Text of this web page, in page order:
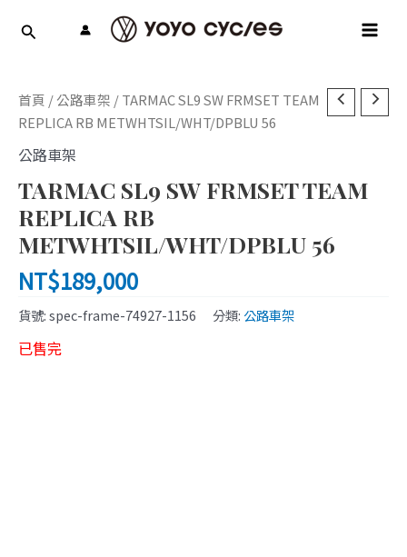
首頁 /公路車架 / TARMAC SL9 SW FRMSET TEAM
REPLICA RB METWHTSIL/WHT/DPBLU 56
公路車架
TARMAC SL9 SW FRMSET TEAM
REPLICA RB
METWHTSIL/WHT/DPBLU 56
NT$189,000
貨號:spec-frame-74927-1156 分類: 公路車架
已售完